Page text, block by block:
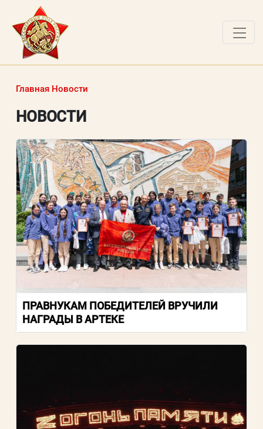
РАБОТЫ ПОБЕДИТЕЛЕЙ
ВОПРОСЫ
ВХОД В ЛК
ВХОД В ЛИЧНЫЙ КАБИНЕТ
Логин (электронная почта)
Пароль
ВОЙТИ
Главная Новости
НОВОСТИ
ПРАВНУКАМ ПОБЕДИТЕЛЕЙ ВРУЧИЛИ
НАГРАДЫ В АРТЕКЕ